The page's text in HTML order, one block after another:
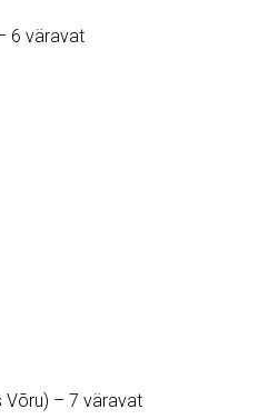
6 väravat
Võru) – 7 väravat